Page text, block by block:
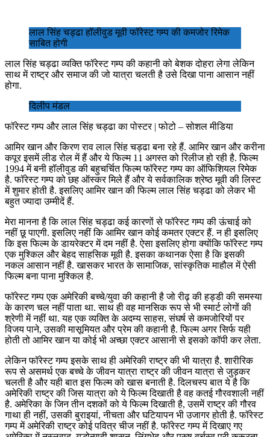
लाल सिंह चड्ढा हॉलीवुड मूवी फॉरेस्ट गम्प की कमजोर रिमेक
साबित होगी
लाल सिंह चड्ढा व्यक्ति फॉरेस्ट गम्प की कहानी को बेशक दोहरा लेगा लेकिन
साथ में राष्ट्र और समाज की जो यात्रा चलती है उसे दिखा पाना आसान नहीं
होगा.
दिलीप मंडल
फॉरेस्ट गम्प और लाल सिंह चड्ढा का पोस्टर | फोटो – सोशल मीडिया
आमिर खान और किरण राव लाल सिंह चड्ढा बना रहे हैं. आमिर खान और करीना
कपूर इसमें लीड रोल में हैं और ये फिल्म 11 अगस्त को रिलीज हो रही है. फिल्म
1994 में बनी हॉलीवुड की बहुचर्चित फिल्म फॉरेस्ट गम्प का ऑफिशियल रिमेक
है. फॉरेस्ट गम्प को छह ऑस्कर मिले हैं और ये सर्वकालिक श्रेष्ठ मूवी की लिस्ट
में शुमार होती है. इसलिए आमिर खान की फिल्म लाल सिंह चड्ढा को लेकर भी
बहुत ज्यादा उम्मीदें हैं.
मेरा मानना है कि लाल सिंह चड्ढा कई कारणों से फॉरेस्ट गम्प की ऊंचाई को
नहीं छू पाएगी. इसलिए नहीं कि आमिर खान कोई कमतर एक्टर हैं. न ही इसलिए
कि इस फिल्म के डायरेक्टर में दम नहीं है. ऐसा इसलिए होगा क्योंकि फॉरेस्ट गम्प
एक मुश्किल और बेहद साहसिक मूवी है. इसका कथानक ऐसा है कि इसकी
नकल आसान नहीं है. खासकर भारत के सामाजिक, सांस्कृतिक माहौल में ऐसी
फिल्म बना पाना मुश्किल है.
फॉरेस्ट गम्प एक अमेरिकी बच्चे/युवा की कहानी है जो रीढ़ की हड्डी की समस्या
के कारण चल नहीं पाता था. साथ ही वह मानसिक रूप से भी स्मार्ट लोगों की
श्रेणी में नहीं था. यह एक व्यक्ति के अदम्य साहस, संघर्ष से कमजोरियों पर
विजय पाने, उसकी मासूमियत और प्रेम की कहानी है. फिल्म अगर सिर्फ यही
होती तो आमिर खान या कोई भी अच्छा एक्टर आसानी से इसको कॉपी कर लेता.
लेकिन फॉरेस्ट गम्प इसके साथ ही अमेरिकी राष्ट्र की भी यात्रा है. शारीरिक
रूप से असमर्थ एक बच्चे के जीवन यात्रा राष्ट्र की जीवन यात्रा से जुड़कर
चलती है और यही बात इस फिल्म को खास बनाती है. दिलचस्प बात ये है कि
अमेरिकी राष्ट्र की जिस यात्रा को ये फिल्म दिखाती है वह कतई गौरवशाली नहीं
है. अमेरिका के जिन तीन दशकों को ये फिल्म दिखाती है, उसमें राष्ट्र की गौरव
गाथा ही नहीं, उसकी बुराइयां, नीचता और घटियापन भी उजागर होती है. फॉरेस्ट
गम्प में अमेरिकी राष्ट्र कोई पवित्र चीज नहीं है. फॉरेस्ट गम्प में दिखाए गए